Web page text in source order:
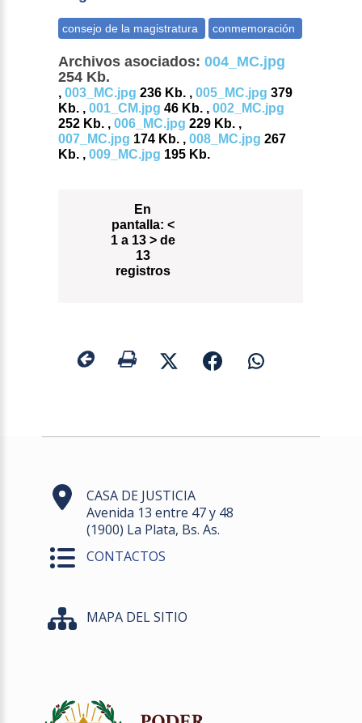
Archivos asociados: 004_MC.jpg
254 Kb.
,003_MC.jpg 236 Kb. ,005_MC.jpg 379
Kb. ,001_CM.jpg 46 Kb. ,002_MC.jpg
252 Kb. ,006_MC.jpg 229 Kb. ,
007_MC.jpg 174 Kb. ,008_MC.jpg 267
Kb. ,009_MC.jpg 195 Kb.
En
pantalla: <
1 a 13 > de
13
registros
CASA DE JUSTICIA
Avenida 13 entre 47 y 48
(1900) La Plata, Bs. As.
CONTACTOS
MAPA DEL SITIO